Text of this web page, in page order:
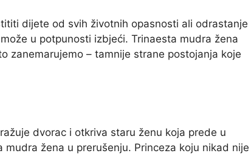
dijete od svih životnih opasnosti ali odrastanje
u potpunosti izbjeći. Trinaesta mudra žena
zanemarujemo – tamnije strane postojanja koje
dvorac i otkriva staru ženu koja prede u
žena u prerušenju. Princeza koju nikad nije